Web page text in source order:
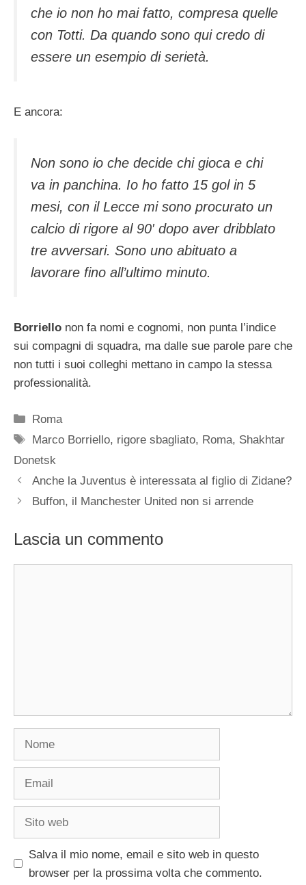
che io non ho mai fatto, compresa quelle
con Totti. Da quando sono qui credo di
essere un esempio di serietà.
E ancora:
Non sono io che decide chi gioca e chi
va in panchina. Io ho fatto 15 gol in 5
mesi, con il Lecce mi sono procurato un
calcio di rigore al 90′ dopo aver dribblato
tre avversari. Sono uno abituato a
lavorare fino all’ultimo minuto.
Borriello non fa nomi e cognomi, non punta l’indice
sui compagni di squadra, ma dalle sue parole pare che
non tutti i suoi colleghi mettano in campo la stessa
professionalità.
Categorie
Roma
Tag
Marco Borriello, rigore sbagliato, Roma, Shakhtar
Donetsk
Anche la Juventus è interessata al figlio di Zidane?
Buffon, il Manchester United non si arrende
Lascia un commento
Salva il mio nome, email e sito web in questo
browser per la prossima volta che commento.